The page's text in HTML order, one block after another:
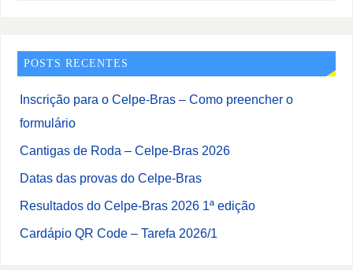
POSTS RECENTES
Inscrição para o Celpe-Bras – Como preencher o
formulário
Cantigas de Roda – Celpe-Bras 2026
Datas das provas do Celpe-Bras
Resultados do Celpe-Bras 2026 1ª edição
Cardápio QR Code – Tarefa 2026/1